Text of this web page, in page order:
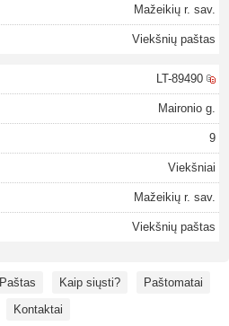
Mažeikių r. sav.
Viekšnių paštas
LT-89490
Maironio g.
9
Viekšniai
Mažeikių r. sav.
Viekšnių paštas
Paštas Kaip siųsti?
Paštomatai
Kontaktai